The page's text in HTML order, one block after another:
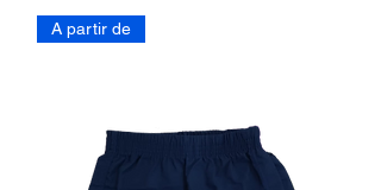
A partir de